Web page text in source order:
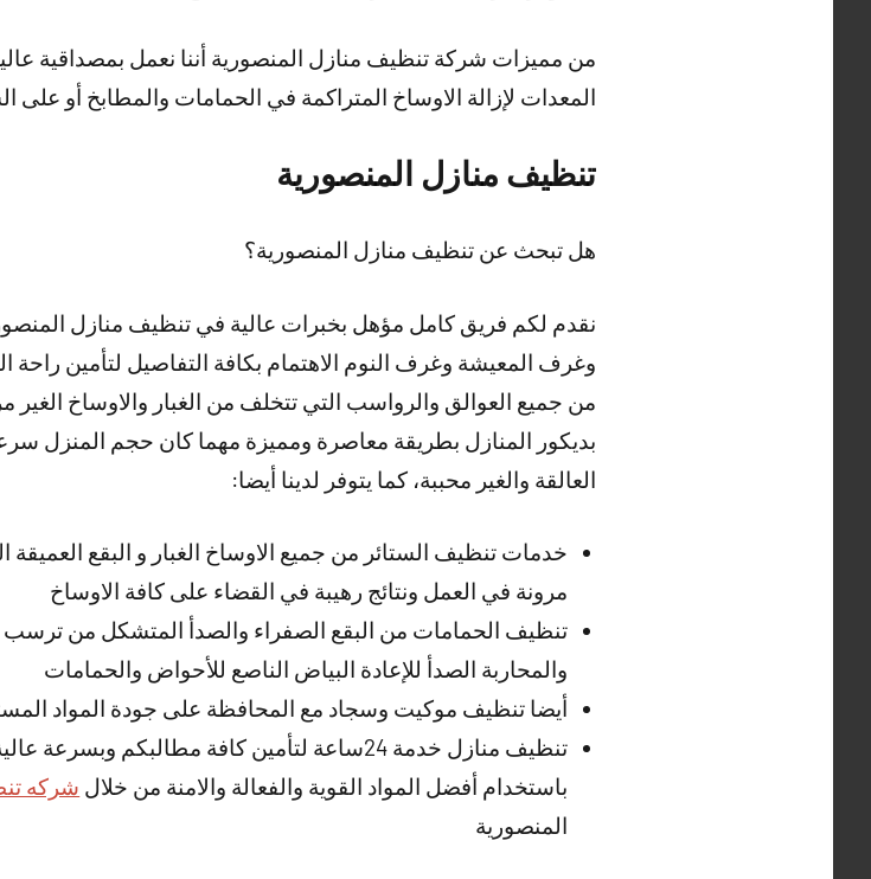
من مميزات شركة تنظيف منازل المنصورية أننا نعمل بمصداقية
المعدات لإزالة الاوساخ المتراكمة في الحمامات والمطابخ أو
تنظيف منازل المنصورية
هل تبحث عن تنظيف منازل المنصورية؟
نقدم لكم فريق كامل مؤهل بخبرات عالية في تنظيف منازل
وغرف المعيشة وغرف النوم الاهتمام بكافة التفاصيل لتأمين راحة
من جميع العوالق والرواسب التي تتخلف من الغبار والاوساخ
بديكور المنازل بطريقة معاصرة ومميزة مهما كان حجم المنزل
العالقة والغير محببة، كما يتوفر لدينا أيضا:
خدمات تنظيف الستائر من جميع الاوساخ الغبار و البقع
مرونة في العمل ونتائج رهيبة في القضاء على كافة الاوساخ
تنظيف الحمامات من البقع الصفراء والصدأ المتشكل من ترسب
والمحاربة الصدأ للإعادة البياض الناصع للأحواض والحمامات
أيضا تنظيف موكيت وسجاد مع المحافظة على جودة المواد
تنظيف منازل خدمة 24ساعة لتأمين كافة مطالبكم
باستخدام أفضل المواد القوية والفعالة والامنة من خلال شركه
المنصورية